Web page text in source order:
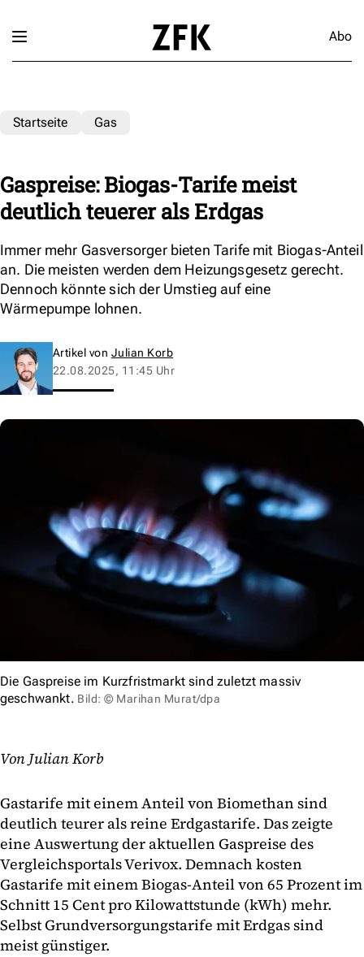
Abo
Startseite Gas
Gaspreise: Biogas-Tarife meist
deutlich teuerer als Erdgas
Immer mehr Gasversorger bieten Tarife mit Biogas-Anteil
an. Die meisten werden dem Heizungsgesetz gerecht.
Dennoch könnte sich der Umstieg auf eine
Wärmepumpe lohnen.
Artikel von Julian Korb
22.08.2025, 11:45 Uhr
Die Gaspreise im Kurzfristmarkt sind zuletzt massiv
geschwankt. Bild: © Marihan Murat/dpa
Von Julian Korb
Gastarife mit einem Anteil von Biomethan sind
deutlich teurer als reine Erdgastarife. Das zeigte
eine Auswertung der aktuellen Gaspreise des
Vergleichsportals Verivox. Demnach kosten
Gastarife mit einem Biogas-Anteil von 65 Prozent im
Schnitt 15 Cent pro Kilowattstunde (kWh) mehr.
Selbst Grundversorgungstarife mit Erdgas sind
meist günstiger.